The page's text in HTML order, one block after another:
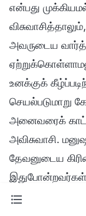
என்பது
அவருடைய
உனக்குக்
செயல்படுமாறு
அனைவரைக்
அவிசுவாசி.
தேவனுடைய
இதுபோன்றவர்கள்
தேவனுக்கு